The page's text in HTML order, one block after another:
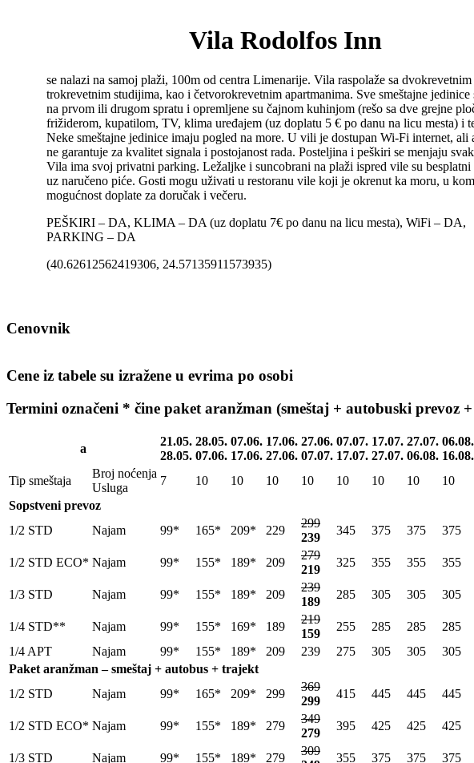
Vila Rodolfos Inn
se nalazi na samoj plaži, 100m od centra Limenarije. Vila raspolaže sa dvokrevetnim
trokrevetnim studijima, kao i četvorokrevetnim apartmanima. Sve smeštajne jedinice
na prvom ili drugom spratu i opremljene su čajnom kuhinjom (rešo sa dve grejne
frižiderom, kupatilom, TV, klima uređajem (uz doplatu 5 € po danu na licu mesta) i
Neke smeštajne jedinice imaju pogled na more. U vili je dostupan Wi-Fi internet, ali
ne garantuje za kvalitet signala i postojanost rada. Posteljina i peškiri se menjaju
Vila ima svoj privatni parking. Ležaljke i suncobrani na plaži ispred vile su besplatni
uz naručeno piće. Gosti mogu uživati u restoranu vile koji je okrenut ka moru, u
mogućnost doplate za doručak i večeru.
PEŠKIRI – DA, KLIMA – DA (uz doplatu 7€ po danu na licu mesta), WiFi – DA,
PARKING – DA
(40.62612562419306, 24.57135911573935)
Cenovnik
Cene iz tabele su izražene u evrima po osobi
Termini označeni * čine paket aranžman (smeštaj + autobuski prevoz
a
21.05.
28.05.
28.05.
07.06.
07.06.
17.06.
17.06.
27.06.
27.06.
07.07.
07.07.
17.07.
17.07.
27.07.
27.07.
06.08.
06.08.
16.08.
Tip smeštaja
Broj noćenja
Usluga
7 10 10 10 10 10 10 10 10
Sopstveni prevoz
1/2 STD
Najam 99* 165* 209* 229
299
239
345 375 375 375
1/2 STD ECO* Najam 99* 155* 189* 209
279
219
325 355 355 355
1/3 STD Najam 99* 155* 189* 209
239
189
285 305 305 305
1/4 STD** Najam 99* 155* 169* 189
219
159
255 285 285 285
1/4 APT
Najam 99* 155* 189* 209 239 275 305 305 305
Paket aranžman – smeštaj + autobus + trajekt
1/2 STD
Najam 99* 165* 209* 299
369
299
415 445 445 445
1/2 STD ECO* Najam 99* 155* 189* 279
349
279
395 425 425 425
1/3 STD Najam 99* 155* 189* 279
309
355 375 375 375